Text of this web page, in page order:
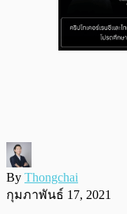
By Thongchai
กุมภาพันธ์ 17, 2021